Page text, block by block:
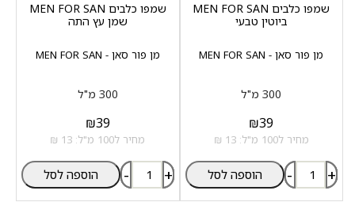
מן פור סאן - MEN FOR SAN
שמפו כלבים MEN FOR SAN
ביוטין טבעי
300 מ"ל
₪39
מחיר ל100 מ"ל: 13 ₪
- + הוספה לסל
מן פור סאן - MEN FOR SAN
שמפו כלבים MEN FOR SAN
שמן עץ התה
300 מ"ל
₪39
מחיר ל100 מ"ל: 13 ₪
- + הוספה לסל